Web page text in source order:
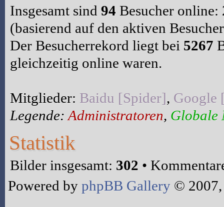
Insgesamt sind 94 Besucher online:
(basierend auf den aktiven
Der Besucherrekord liegt bei 5267
gleichzeitig online waren.
Mitglieder: Baidu [Spider], Google
Legende: Administratoren, Globale
Statistik
Bilder insgesamt: 302 •
Powered by phpBB Gallery ©